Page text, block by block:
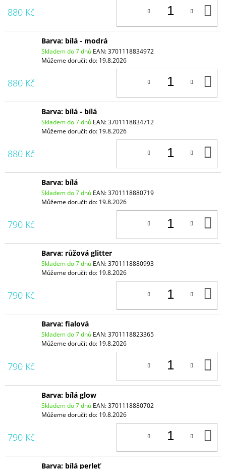
880 Kč
Barva: bílá - modrá
Skladem do 7 dnů EAN:3701118834972
Můžeme doručit do: 19.8.2026
880 Kč
Barva: bílá - bílá
Skladem do 7 dnů EAN:3701118834712
Můžeme doručit do: 19.8.2026
880 Kč
Barva: bílá
Skladem do 7 dnů EAN:3701118880719
Můžeme doručit do: 19.8.2026
790 Kč
Barva: růžová glitter
Skladem do 7 dnů EAN:3701118880993
Můžeme doručit do: 19.8.2026
790 Kč
Barva: fialová
Skladem do 7 dnů EAN:3701118823365
Můžeme doručit do: 19.8.2026
790 Kč
Barva: bílá glow
Skladem do 7 dnů EAN:3701118880702
Můžeme doručit do: 19.8.2026
790 Kč
Barva: bílá perleť